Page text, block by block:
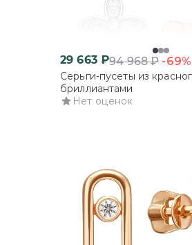
29 663₽94 968₽ -69%
Серьги-пусеты из
бриллиантами
Нет оценок